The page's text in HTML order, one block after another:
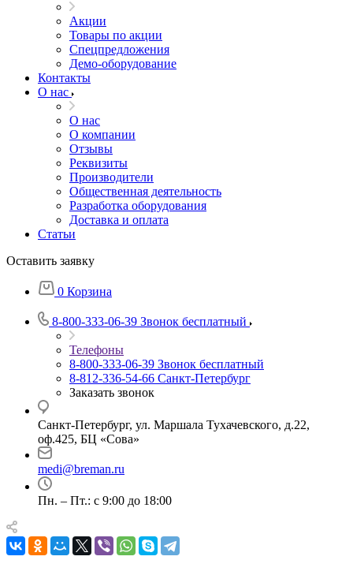
Акции
Товары по акции
Спецпредложения
Демо-оборудование
Контакты
О нас
О нас
О компании
Отзывы
Реквизиты
Производители
Общественная деятельность
Разработка оборудования
Доставка и оплата
Статьи
Оставить заявку
0 Корзина
8-800-333-06-39 Звонок бесплатный
Телефоны
8-800-333-06-39 Звонок бесплатный
8-812-336-54-66 Санкт-Петербург
Заказать звонок
Санкт-Петербург, ул. Маршала Тухачевского, д.22,
оф.425, БЦ «Сова»
medi@breman.ru
Пн. – Пт.: с 9:00 до 18:00